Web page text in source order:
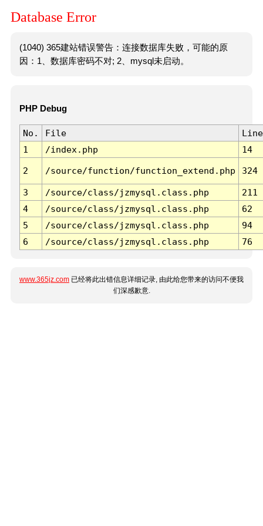
Database Error
(1040) 365建站错误警告：连接数据库失败，可能的原
因：1、数据库密码不对; 2、mysql未启动。
PHP Debug
No. File
Line
1
/index.php 14
2 /source/function/function_extend.php 324
3 /source/class/jzmysql.class.php
211
4
/source/class/jzmysql.class.php
62
5
/source/class/jzmysql.class.php
94
6
/source/class/jzmysql.class.php 76
www.365jz.com 已经将此出错信息详细记录, 由此给您带来的访问不便我
们深感歉意.